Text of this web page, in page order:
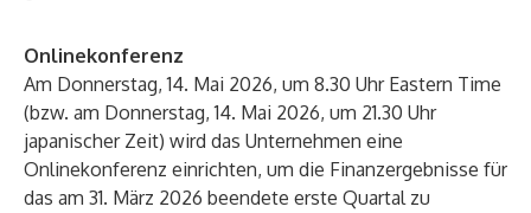
Onlinekonferenz
Am Donnerstag, 14. Mai 2026, um 8.30 Uhr Eastern Time
(bzw. am Donnerstag, 14. Mai 2026, um 21.30 Uhr
japanischer Zeit) wird das Unternehmen eine
Onlinekonferenz einrichten, um die Finanzergebnisse für
das am 31. März 2026 beendete erste Quartal zu